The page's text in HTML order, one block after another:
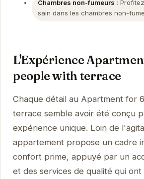
Chambres non-fumeurs :
sain dans les chambres non-
L'Expérience
people with terrace
Chaque détail au Apartment for
terrace semble avoir été conçu
expérience unique. Loin de
appartement propose un cadre
confort prime, appuyé par un
et des services de qualité qui